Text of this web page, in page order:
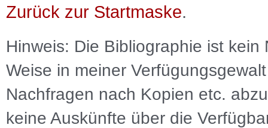
Zurück zur Startmaske.
Hinweis: Die Bibliographie ist kein
Weise in meiner
Nachfragen nach Kopien etc.
keine Auskünfte über die